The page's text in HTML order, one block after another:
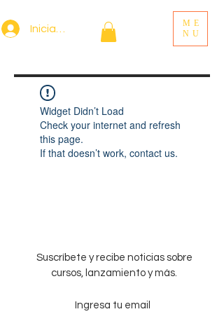
Iniciar sesión
ME
NU
Widget Didn’t Load
Check your internet and refresh
this page.
If that doesn’t work, contact us.
Suscríbete y recibe noticias sobre
cursos, lanzamiento y más.